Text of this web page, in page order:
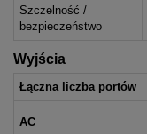
Szczelność /
bezpieczeństwo
Wyjścia
Łączna liczba portów
AC